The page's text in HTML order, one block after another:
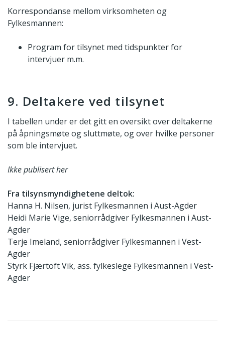
Korrespondanse mellom virksomheten og
Fylkesmannen:
Program for tilsynet med tidspunkter for
intervjuer m.m.
9. Deltakere ved tilsynet
I tabellen under er det gitt en oversikt over deltakerne
på åpningsmøte og sluttmøte, og over hvilke personer
som ble intervjuet.
Ikke publisert her
Fra tilsynsmyndighetene deltok:
Hanna H. Nilsen, jurist Fylkesmannen i Aust-Agder
Heidi Marie Vige, seniorrådgiver Fylkesmannen i Aust-
Agder
Terje Imeland, seniorrådgiver Fylkesmannen i Vest-
Agder
Styrk Fjærtoft Vik, ass. fylkeslege Fylkesmannen i Vest-
Agder